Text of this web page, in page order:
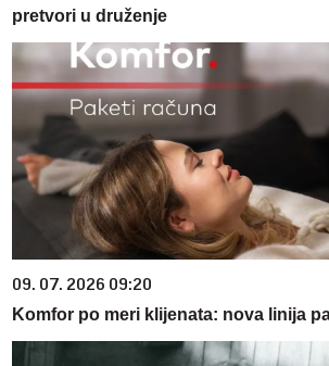
pretvori u druženje
09. 07. 2026 09:20
Komfor po meri klijenata: nova linija